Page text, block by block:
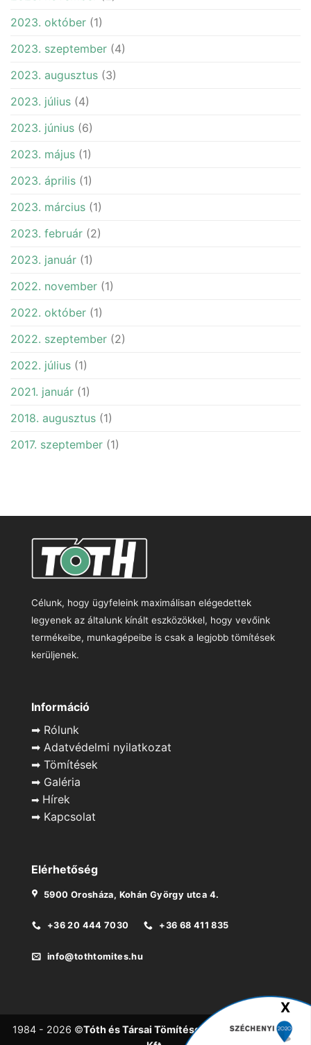
2023. október (1)
2023. szeptember (4)
2023. augusztus (3)
2023. július (4)
2023. június (6)
2023. május (1)
2023. április (1)
2023. március (1)
2023. február (2)
2023. január (1)
2022. november (1)
2022. október (1)
2022. szeptember (2)
2022. július (1)
2021. január (1)
2018. augusztus (1)
2017. szeptember (1)
Célunk, hogy ügyfeleink maximálisan elégedettek
legyenek az általunk kínált eszközökkel, hogy vevőink
termékeibe, munkagépeibe is csak a legjobb tömítések
kerüljenek.
Információ
➡ Rólunk
➡ Adatvédelmi nyilatkozat
➡ Tömítések
➡ Galéria
➡ Hírek
➡ Kapcsolat
Elérhetőség
5900 Orosháza, Kohán György utca 4.
+36 20 444 7030 +36 68 411 835
info@tothtomites.hu
1984 - 2026 ©Tóth és Társai Tömítésgyártó és Forgalmazó